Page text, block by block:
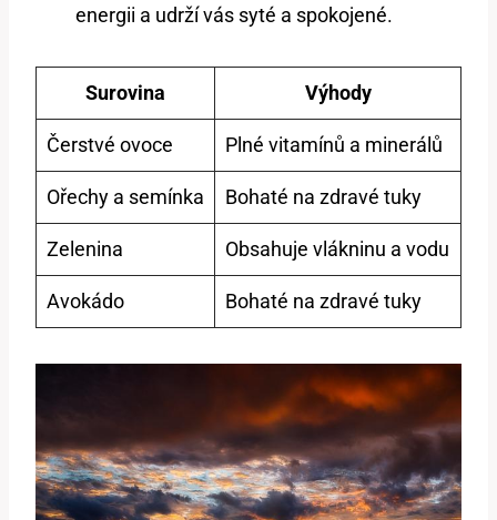
energii a udrží vás syté a spokojené.
Surovina Výhody
Čerstvé ovoce Plné vitamínů a minerálů
Ořechy a semínka Bohaté na zdravé tuky
Zelenina Obsahuje vlákninu a vodu
Avokádo Bohaté na zdravé tuky